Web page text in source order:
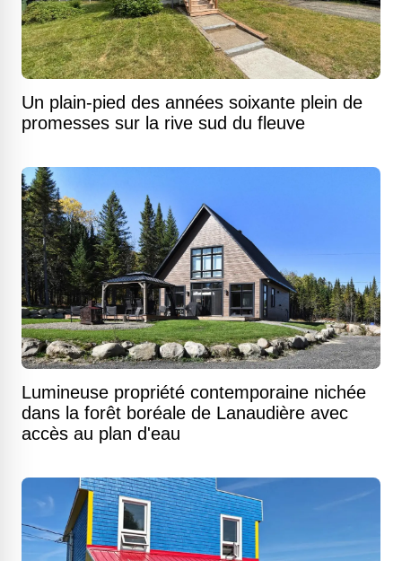
Un plain-pied des années soixante plein de
promesses sur la rive sud du fleuve
Lumineuse propriété contemporaine nichée
dans la forêt boréale de Lanaudière avec
accès au plan d'eau